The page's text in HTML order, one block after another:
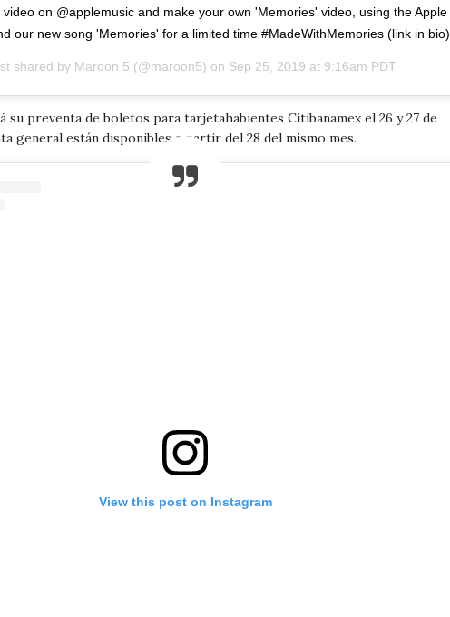
video on @applemusic and make your own 'Memories' video, using the Apple
our new song 'Memories' for a limited time #MadeWithMemories (link in bio)
shared by Maroon 5 (@maroon5) on Sep 25, 2019 at 9:16am PDT
su preventa de boletos para tarjetahabientes Citibanamex el 26 y 27 de
general están disponibles a partir del 28 del mismo mes.
View this post on Instagram